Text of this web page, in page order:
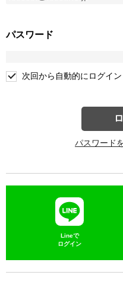
パスワード
次回から自動的にログイン
パスワード
Lineで
ログイン